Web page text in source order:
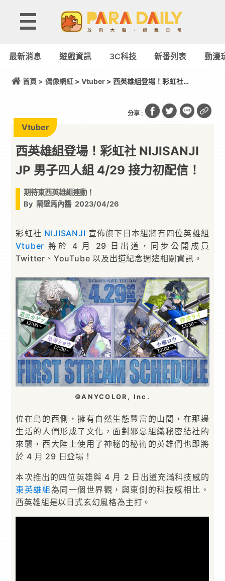
最新消息 遊戲資訊 3C科技 新番列表 動漫
首頁 > 偶像網紅> Vtuber> 西英雄組登場！彩虹社
分享 :
Vtuber
西英雄組登場！彩虹社 NIJISANJI
JP 男子四人組 4/29 接力初配信！
期待東西英雄組連動！
By 隔壁馬內醬 2023/04/26
彩虹社 NIJISANJI 宣佈旗下日本組將有四位英雄組
Vtuber 將於 4 月 29 日出道，同步公開成員
Twitter、YouTube 以及出道紀念週邊相關資訊。
©ANYCOLOR, Inc.
位在島的西側，擁有自然生態豐富的山間，在那邊
生活的人們形成了文化，面對邪惡組織秘密結社的
來襲，西大陸上使用了神秘的秘術的英雄們也即將
於 4 月 29 日登場！
本次推出的四位英雄與 4 月 2 日出道充滿科技感的
東英雄組 為同一個世界觀，與東側的科技感相比，
西英雄組是以日式玄幻風格為主打。